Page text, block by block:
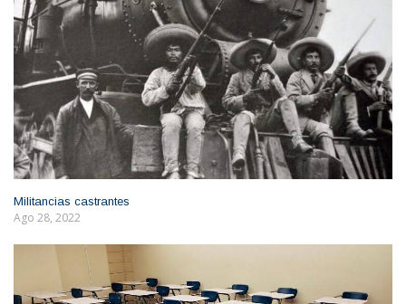
Militancias castrantes
Ago 28, 2022